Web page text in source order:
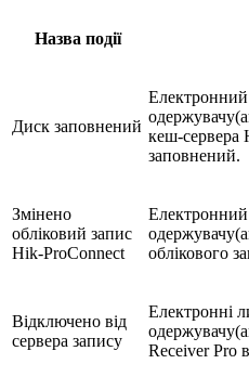
Назва події
Диск заповнений
Електронний
кеш-сервера
заповнений.
Змінено
обліковий запис
Hik-ProConnect
Електронний
облікового
Відключено від
сервера запису
Електронні
Receiver Pro